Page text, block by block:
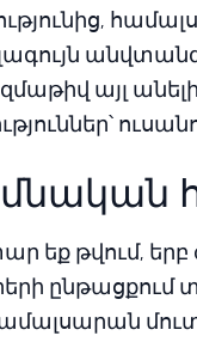
այլ
եք թվում,
ընթացքում